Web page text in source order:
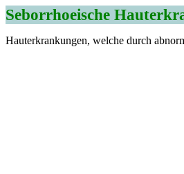
Seborrhoeische
Hauterkrankungen, welche durch